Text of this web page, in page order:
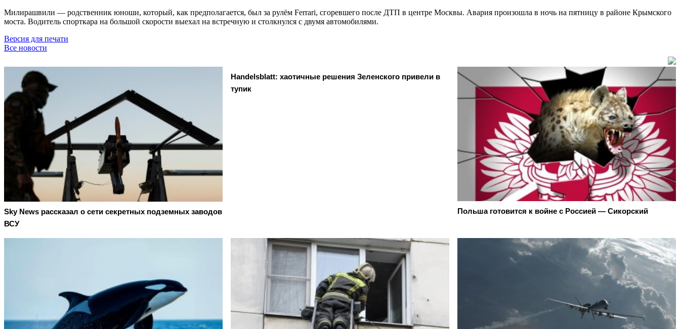
Милирашвили — родственник юноши, который, как предполагается, был за рулём Ferrari, сгоревшего после ДТП в центре Москвы. Авария произошла в ночь на пятницу в районе Крымского
моста. Водитель спорткара на большой скорости выехал на встречную и столкнулся с двумя автомобилями.
Версия для печати
Все новости
Sky News рассказал о сети секретных подземных заводов
ВСУ
Handelsblatt: хаотичные решения Зеленского привели в
тупик
Польша готовится к войне с Россией — Сикорский